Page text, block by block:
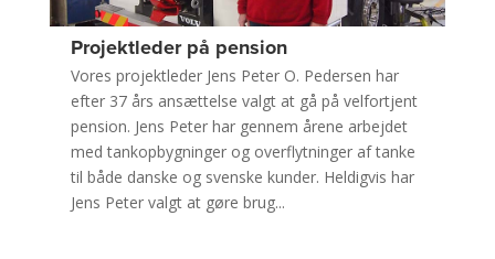
Projektleder på pension
Vores projektleder Jens Peter O. Pedersen har
efter 37 års ansættelse valgt at gå på velfortjent
pension. Jens Peter har gennem årene arbejdet
med tankopbygninger og overflytninger af tanke
til både danske og svenske kunder. Heldigvis har
Jens Peter valgt at gøre brug...